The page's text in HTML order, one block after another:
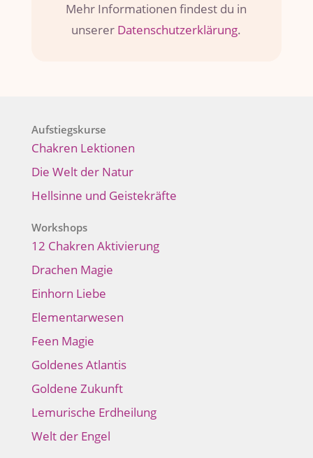
Mehr Informationen findest du in
unserer Datenschutzerklärung.
Aufstiegskurse
Chakren Lektionen
Die Welt der Natur
Hellsinne und Geistekräfte
Workshops
12 Chakren Aktivierung
Drachen Magie
Einhorn Liebe
Elementarwesen
Feen Magie
Goldenes Atlantis
Goldene Zukunft
Lemurische Erdheilung
Welt der Engel